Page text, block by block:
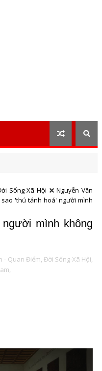
Sống-Xã Hội
Nguyễn Văn
sao 'thú tánh hoá' người mình
mình không
- Quan Điểm, Đời Sống-Xã Hội,